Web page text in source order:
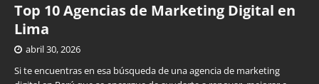
Top 10 Agencias de Marketing Digital en
Lima
abril 30, 2026
Si te encuentras en esa búsqueda de una agencia de marketing